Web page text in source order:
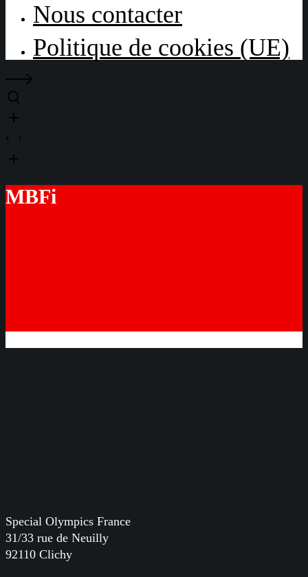
Nous contacter
Politique de cookies (UE)
MBFi
Special Olympics France
31/33 rue de Neuilly
92110 Clichy